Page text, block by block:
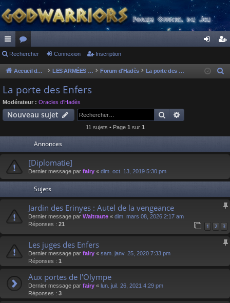
ac
co
ur
ci
or
u
s
ne cri
Rechercher Connexion Inscription
Accueil du forum LES ARMÉES DIVINES - FORUMS DE CLAN Forum d'Hadès La porte des Enfers
c
La porte des Enfers
Modérateur : Oracles d'Hadès
Nouveau sujet Rechercher
11 sujets • Page 1 sur 1
Annonces
[Diplomatie]
Dernier message par fairy « dim. oct. 13, 2019 5:30 pm
Sujets
Jardin des Erinyes : Autel de la vengeance
Dernier message par Waltraute « dim. mars 08, 2026 2:17 am
Réponses : 21 1 2 3
Les juges des Enfers
Dernier message par fairy « sam. janv. 25, 2020 7:33 pm
Réponses : 1
Aux portes de l'Olympe
Dernier message par fairy « lun. juil. 26, 2021 4:29 pm
Réponses : 3